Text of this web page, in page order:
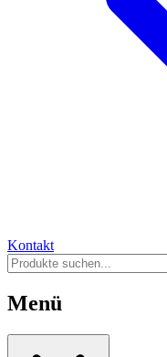
Kontakt
Menü